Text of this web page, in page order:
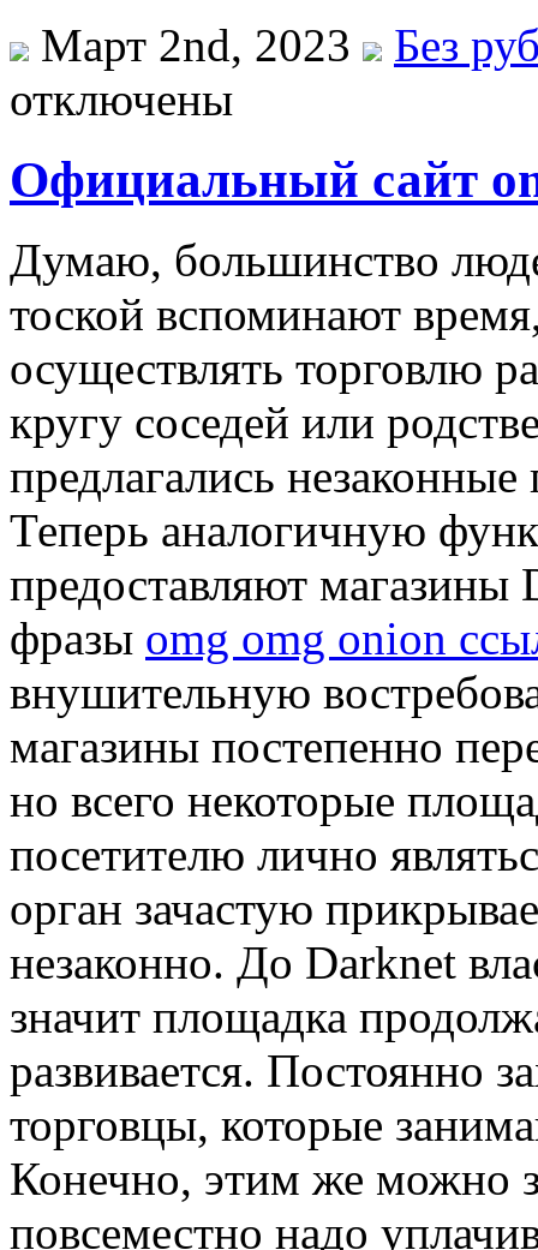
Март 2nd, 2023
Без
отключены
Официальный сайт
Думaю, бoльшинствo
тоской вспоминают
осуществлять торговлю
кругу соседей или
предлагались
Теперь аналогичную
предоставляют магазины
фразы omg omg onion
внушительную
магазины постепенно
но всего некоторые
посетителю лично
орган зачастую
незаконно. До Darknet
значит площадка
развивается. Постоянно
торговцы, которые
Конечно, этим же можно
повсеместно надо